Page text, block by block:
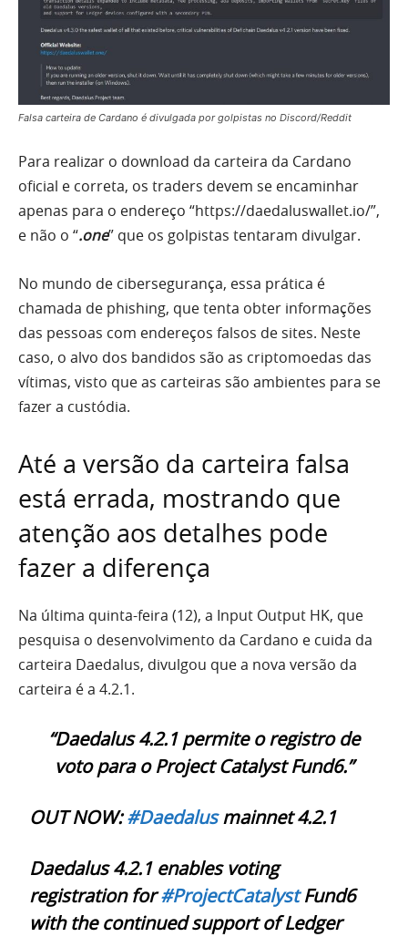
Falsa carteira de Cardano é divulgada por golpistas no Discord/Reddit
Para realizar o download da carteira da Cardano
oficial e correta, os traders devem se encaminhar
apenas para o endereço “https://daedaluswallet.io/”,
e não o “.one” que os golpistas tentaram divulgar.
No mundo de cibersegurança, essa prática é
chamada de phishing, que tenta obter informações
das pessoas com endereços falsos de sites. Neste
caso, o alvo dos bandidos são as criptomoedas das
vítimas, visto que as carteiras são ambientes para se
fazer a custódia.
Até a versão da carteira falsa
está errada, mostrando que
atenção aos detalhes pode
fazer a diferença
Na última quinta-feira (12), a Input Output HK, que
pesquisa o desenvolvimento da Cardano e cuida da
carteira Daedalus, divulgou que a nova versão da
carteira é a 4.2.1.
“Daedalus 4.2.1 permite o registro de
voto para o Project Catalyst Fund6.”
OUT NOW:#Daedalusmainnet 4.2.1
Daedalus 4.2.1 enables voting
registration for#ProjectCatalystFund6
with the continued support of Ledger